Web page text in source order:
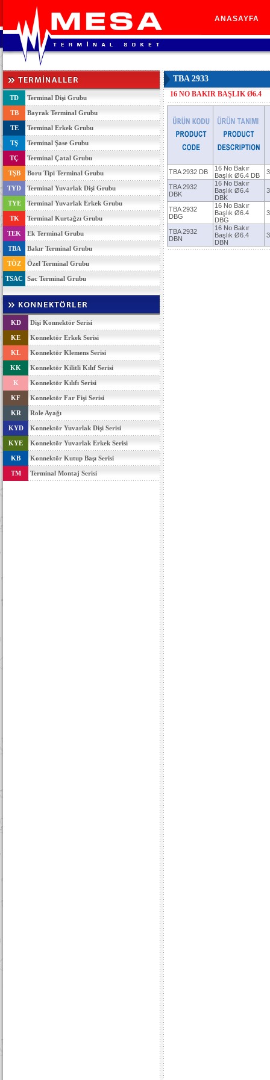
ANASAYFA
TD Terminal Dişi Grubu
TB Bayrak Terminal Grubu
TE Terminal Erkek Grubu
TŞ Terminal Şase Grubu
TÇ Terminal Çatal Grubu
TŞB Boru Tipi Terminal Grubu
TYD Terminal Yuvarlak Dişi Grubu
TYE Terminal Yuvarlak Erkek Grubu
TK Terminal Kurtağzı Grubu
TEK Ek Terminal Grubu
TBA Bakır Terminal Grubu
TÖZ Özel Terminal Grubu
TSAC Sac Terminal Grubu
KD Dişi Konnektör Serisi
KE Konnektör Erkek Serisi
KL Konnektör Klemens Serisi
KK Konnektör Kilitli Kılıf Serisi
K Konnektör Kılıfı Serisi
KF Konnektör Far Fişi Serisi
KR Role Ayağı
KYD Konnektör Yuvarlak Dişi Serisi
KYE Konnektör Yuvarlak Erkek Serisi
KB Konnektör Kutup Başı Serisi
TM Terminal Montaj Serisi
TBA 2933
16 NO BAKIR BAŞLIK Ø6.4
TBA 2932 DB
16 No Bakır
Başlık Ø6.4 DB
TBA 2932
DBK
16 No Bakır
Başlık Ø6.4
DBK
TBA 2932
DBG
16 No Bakır
Başlık Ø6.4
DBG
TBA 2932
DBN
16 No Bakır
Başlık Ø6.4
DBN